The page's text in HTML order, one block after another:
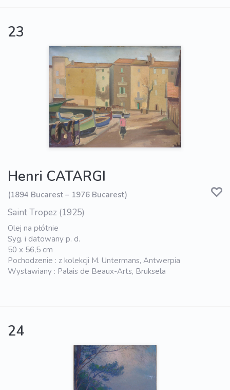
23
Henri CATARGI
(1894 Bucarest – 1976 Bucarest)
Saint Tropez (1925)
Olej na płótnie
Syg. i datowany p. d.
50 x 56,5 cm
Pochodzenie : z kolekcji M. Untermans, Antwerpia
Wystawiany : Palais de Beaux-Arts, Bruksela
24